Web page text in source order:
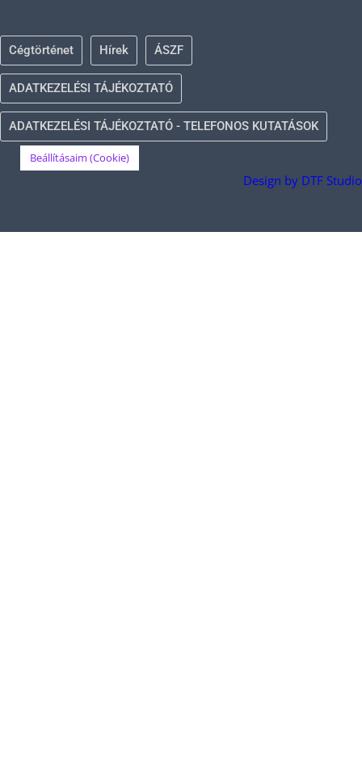
Cégtörténet Hírek ÁSZF
ADATKEZELÉSI TÁJÉKOZTATÓ
ADATKEZELÉSI TÁJÉKOZTATÓ - TELEFONOS KUTATÁSOK
Beállításaim (Cookie)
Design by DTF Studio